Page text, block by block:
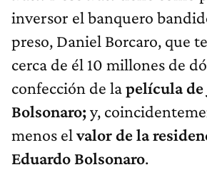
inversor el banquero
preso, Daniel Borcaro, que
cerca de él 10 millones de
confección de lapelícula de
Bolsonaro;y,
menos elvalor de la
Eduardo Bolsonaro.